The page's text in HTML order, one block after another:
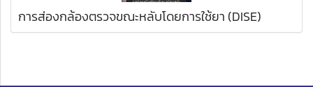
การส่องกล้องตรวจขณะหลับโดยการใช้ยา (DISE)